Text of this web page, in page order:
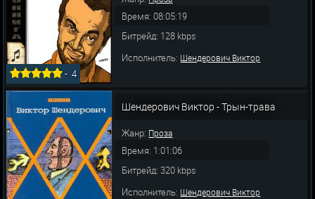
-4
Время: 08:05:19
Битрейд: 128 kbps
Исполнитель: Шендерович Виктор
Шендерович Виктор - Трын-трава
Жанр: Проза
Время: 1:01:06
Битрейд: 320 kbps
Исполнитель: Шендерович Виктор